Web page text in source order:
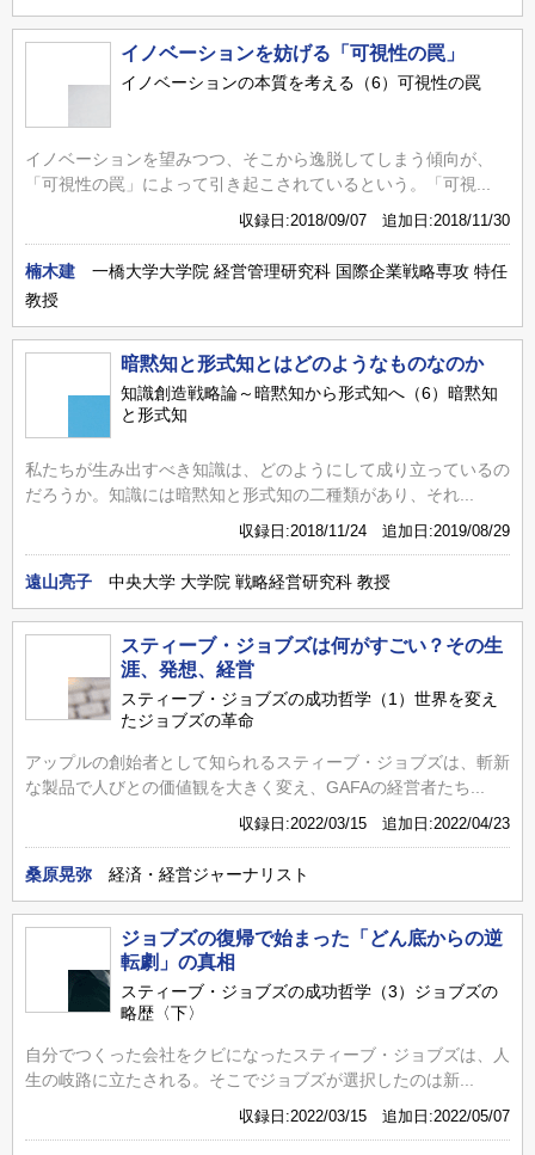
イノベーションを妨げる「可視性の罠」
イノベーションの本質を考える（6）可視性の罠
イノベーションを望みつつ、そこから逸脱してしまう傾向が、
「可視性の罠」によって引き起こされているという。「可視...
収録日:2018/09/07 追加日:2018/11/30
楠木建
一橋大学大学院 経営管理研究科 国際企業戦略専攻 特任
教授
暗黙知と形式知とはどのようなものなのか
知識創造戦略論～暗黙知から形式知へ（6）暗黙知
と形式知
私たちが生み出すべき知識は、どのようにして成り立っているの
だろうか。知識には暗黙知と形式知の二種類があり、それ...
収録日:2018/11/24 追加日:2019/08/29
遠山亮子 中央大学 大学院 戦略経営研究科 教授
スティーブ・ジョブズは何がすごい？その生
涯、発想、経営
スティーブ・ジョブズの成功哲学（1）世界を変え
たジョブズの革命
アップルの創始者として知られるスティーブ・ジョブズは、斬新
な製品で人びとの価値観を大きく変え、GAFAの経営者たち...
収録日:2022/03/15 追加日:2022/04/23
桑原晃弥 経済・経営ジャーナリスト
ジョブズの復帰で始まった「どん底からの逆
転劇」の真相
スティーブ・ジョブズの成功哲学（3）ジョブズの
略歴〈下〉
自分でつくった会社をクビになったスティーブ・ジョブズは、人
生の岐路に立たされる。そこでジョブズが選択したのは新...
収録日:2022/03/15 追加日:2022/05/07